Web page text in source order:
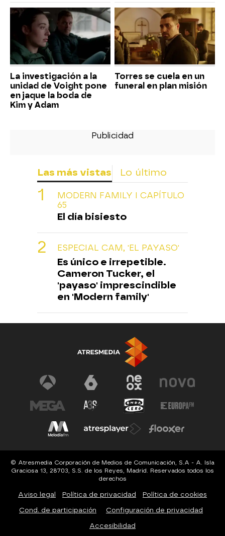
La investigación a la
unidad de Voight pone
en jaque la boda de
Kim y Adam
Torres se cuela en un
funeral en plan misión
Las más vistas Lo último
MODERN FAMILY I CAPÍTULO
65
El día bisiesto
ESPECIAL CAM, 'EL PAYASO'
Es único e irrepetible.
Cameron Tucker, el
'payaso' imprescindible
en 'Modern family'
© Atresmedia Corporación de Medios de Comunicación, S.A - A. Isla
Graciosa 13, 28703, S.S. de los Reyes, Madrid. Reservados todos los
derechos
Aviso legal Política de privacidad Política de cookies
Cond. de participación Configuración de privacidad
Accesibilidad